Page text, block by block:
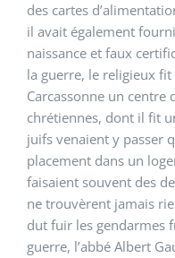
des cartes
il avait également
naissance et faux
la guerre, le religieux fit
Carcassonne un centre
chrétiennes, dont il fit
juifs venaient y passer
placement dans un
faisaient souvent des
ne trouvèrent jamais
dut fuir les gendarmes
guerre, l’abbé Albert